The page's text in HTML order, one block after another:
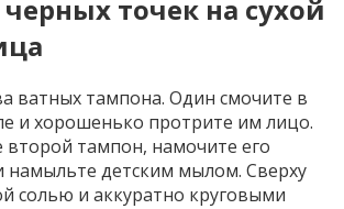
точек на сухой
ватных тампона. Один смочите в
и хорошенько протрите им лицо.
тампон, намочите его
намыльте детским мылом. Сверху
солью и аккуратно круговыми